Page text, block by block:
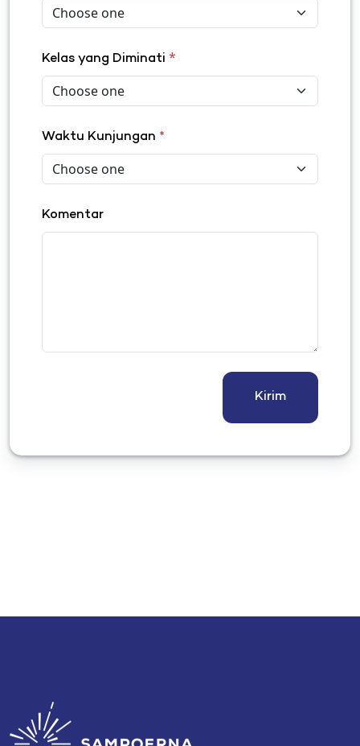
Kelas yang Diminati *
Waktu Kunjungan *
Komentar
Kirim